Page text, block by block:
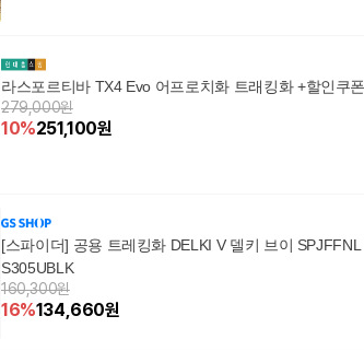
라스포르티바 TX4 Evo 어프로치화 트래킹화 +할인쿠
279,000원
10%251,100원
[스파이더] 공용 트레킹화 DELKI V 델키 브이 SPJFFNL
S305UBLK
160,300원
16%134,660원